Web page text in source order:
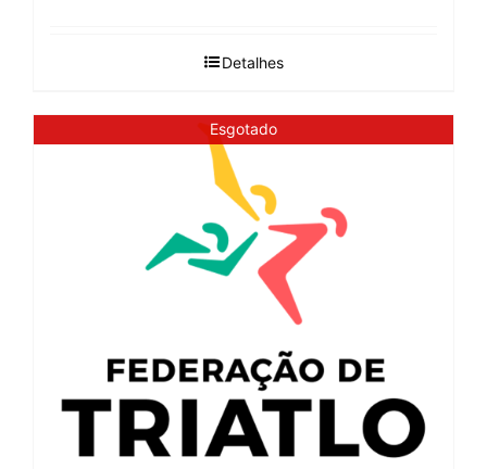
Detalhes
Esgotado